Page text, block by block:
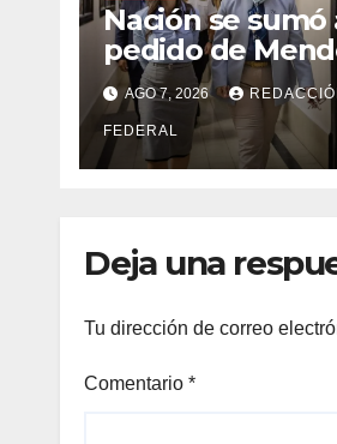
Nación se sumó
pedido de
para bloquear
celulares en las
cárceles de la
provincia
AGO 7, 2026
FEDERAL
Deja una
Tu dirección de correo
Comentario *